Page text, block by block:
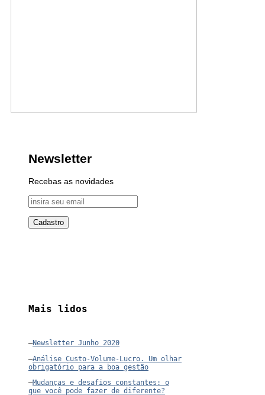
Newsletter
Recebas as novidades
Mais lidos
–Newsletter Junho 2020
–Análise Custo-Volume-Lucro. Um olhar
obrigatório para a boa gestão
–Mudanças e desafios constantes: o
que você pode fazer de diferente?